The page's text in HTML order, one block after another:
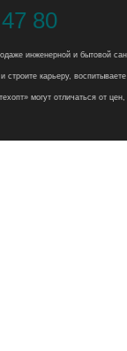
80
инженерной и бытовой
строите карьеру,
могут отличаться от